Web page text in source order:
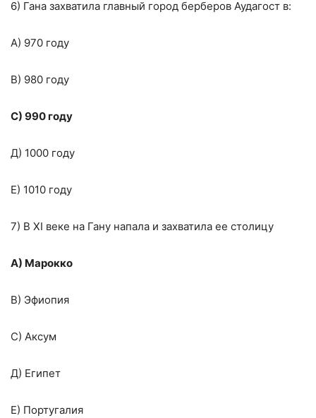
6) Гана захватила главный город берберов Аудагост в:
А) 970 году
В) 980 году
С) 990 году
Д) 1000 году
Е) 1010 году
7) В XI веке на Гану напала и захватила ее столицу
А) Марокко
В) Эфиопия
С) Аксум
Д) Египет
Е) Португалия